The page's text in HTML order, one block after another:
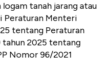
tanah jarang atau
Peraturan Menteri
tentang Peraturan
tahun 2025 tentang
Nomor 96/2021